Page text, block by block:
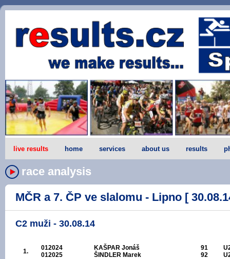
live results home services about us results
race analysis
MČR a 7. ČP ve slalomu - Lipno [
C2 muži - 30.08.14
1.
012024
012025
KAŠPAR Jonáš
ŠINDLER Marek
91
92